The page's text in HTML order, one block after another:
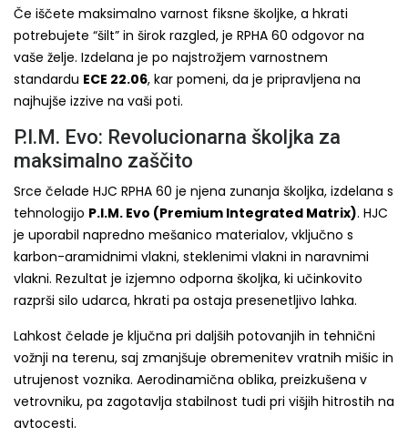
Če iščete maksimalno varnost fiksne školjke, a hkrati
potrebujete “šilt” in širok razgled, je RPHA 60 odgovor na
vaše želje. Izdelana je po najstrožjem varnostnem
standardu ECE 22.06, kar pomeni, da je pripravljena na
najhujše izzive na vaši poti.
P.I.M. Evo: Revolucionarna školjka za
maksimalno zaščito
Srce čelade HJC RPHA 60 je njena zunanja školjka, izdelana s
tehnologijo P.I.M. Evo (Premium Integrated Matrix). HJC
je uporabil napredno mešanico materialov, vključno s
karbon-aramidnimi vlakni, steklenimi vlakni in naravnimi
vlakni. Rezultat je izjemno odporna školjka, ki učinkovito
razprši silo udarca, hkrati pa ostaja presenetljivo lahka.
Lahkost čelade je ključna pri daljših potovanjih in tehnični
vožnji na terenu, saj zmanjšuje obremenitev vratnih mišic in
utrujenost voznika. Aerodinamična oblika, preizkušena v
vetrovniku, pa zagotavlja stabilnost tudi pri višjih hitrostih na
avtocesti.